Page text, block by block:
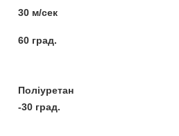
30 м/сек
60 град.
Поліуретан
-30 град.